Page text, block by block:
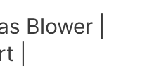
Blower |
|